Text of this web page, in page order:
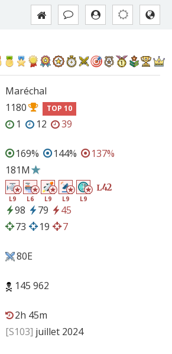
Maréchal
1180 TOP 10
1 12 39
169% 144%
137%
181M
L9 L6 L9 L9 L9
L42
98 79
45
73 19 7
80E
145 962
2h 45m
[S103] juillet 2024